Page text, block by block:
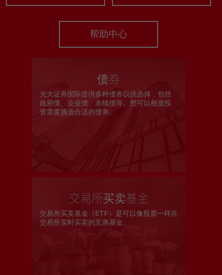
股票期权宝
流动股票期权交易
证券按仓比率查询
帮助中心
债券
光大证券国际提供多种债券以供选择，包括
政府债、企业债、永续债等。您可以根据投
资需要挑选合适的债券。
交易所买卖基金
交易所买卖基金（ETF）是可以像股票一样在
交易所实时买卖的互惠基金。